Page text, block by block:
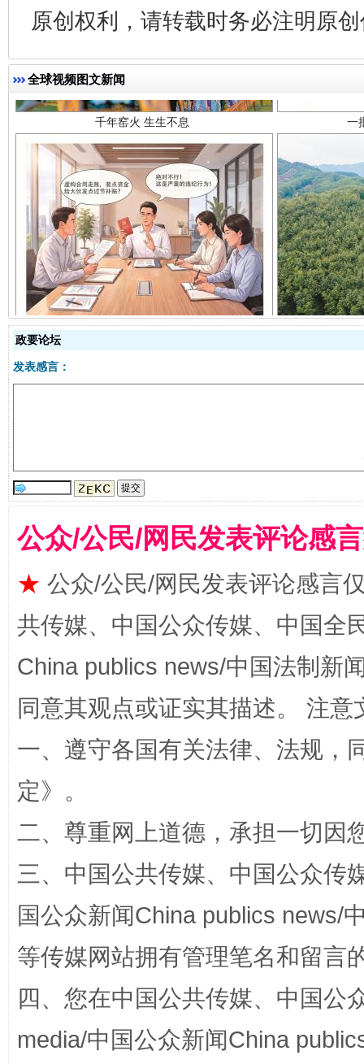
原创权利，请转载时务必注明原
全球视频图文新闻
揭开“小金库”的免责幌子
阿坝州三大球赛在茂县开幕 规模
政要论坛
发表感言：
公众/公民/网民发表评论感
★ 公众/公民/网民发表评论感言
共传媒、中国公众传媒、中国全
China publics news/中国法制新
同意其观点或证实其描述。 注
一、遵守各国有关法律、法规，
定》。
二、尊重网上道德，承担一切因
三、中国公共传媒、中国公众传
国公众新闻China publics news/
等传媒网站拥有管理笔名和留言
四、您在中国公共传媒、中国公
media/中国公众新闻China